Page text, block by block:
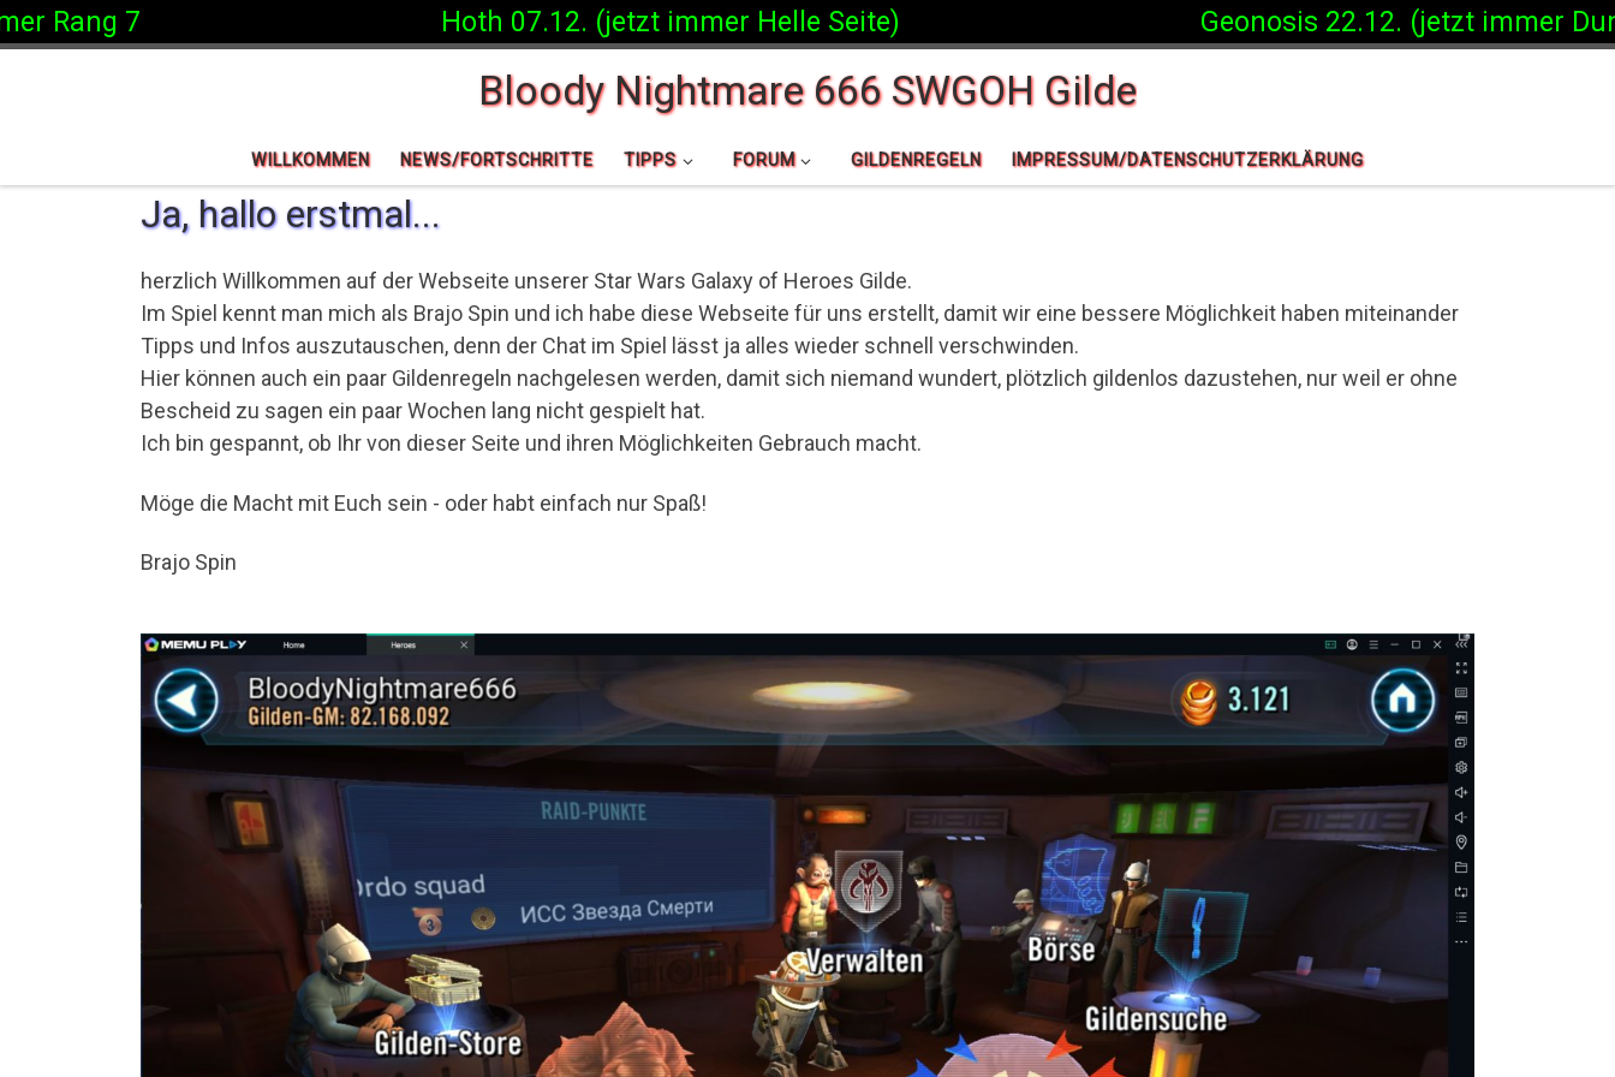
7 Hoth 07.12. (jetzt immer Helle Seite) Geonosis 22.12. (jetzt immer
Zum Inhalt springen
Bloody Nightmare 666 SWGOH Gilde
WILLKOMMEN NEWS/FORTSCHRITTE TIPPS FORUM GILDENREGELN IMPRESSUM/DATENSCHUTZERKLÄRUNG
Ja, hallo erstmal...
herzlich Willkommen auf der Webseite unserer Star Wars Galaxy of Heroes Gilde.
Im Spiel kennt man mich als Brajo Spin und ich habe diese Webseite für uns erstellt, damit wir eine bessere Möglichkeit haben miteinander
Tipps und Infos auszutauschen, denn der Chat im Spiel lässt ja alles wieder schnell verschwinden.
Hier können auch ein paar Gildenregeln nachgelesen werden, damit sich niemand wundert, plötzlich gildenlos dazustehen, nur weil er ohne
Bescheid zu sagen ein paar Wochen lang nicht gespielt hat.
Ich bin gespannt, ob Ihr von dieser Seite und ihren Möglichkeiten Gebrauch macht.
Möge die Macht mit Euch sein - oder habt einfach nur Spaß!
Brajo Spin